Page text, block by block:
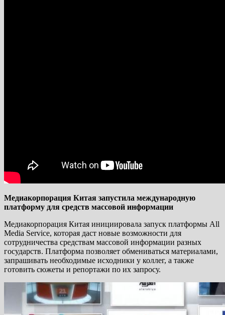
Медиакорпорация Китая запустила международную
платформу для средств массовой информации
Медиакорпорация Китая инициировала запуск платформы All
Media Service, которая даст новые возможности для
сотрудничества средствам массовой информации разных
государств. Платформа позволяет обмениваться материалами,
запрашивать необходимые исходники у коллег, а также
готовить сюжеты и репортажи по их запросу.